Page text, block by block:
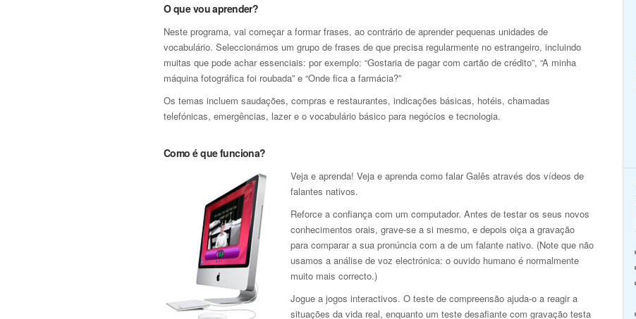
O que vou aprender?
Neste programa, vai começar a formar frases, ao contrário de aprender pequenas unidades de
vocabulário. Seleccionámos um grupo de frases de que precisa regularmente no estrangeiro, incluindo
muitas que pode achar essenciais: por exemplo: “Gostaria de pagar com cartão de crédito”, “A minha
máquina fotográfica foi roubada” e “Onde fica a farmácia?”
Os temas incluem saudações, compras e restaurantes, indicações básicas, hotéis, chamadas
telefónicas, emergências, lazer e o vocabulário básico para negócios e tecnologia.
Como é que funciona?
Veja e aprenda! Veja e aprenda como falar Galês através dos vídeos de
falantes nativos.
Reforce a confiança com um computador. Antes de testar os seus novos
conhecimentos orais, grave-se a si mesmo, e depois oiça a gravação
para comparar a sua pronúncia com a de um falante nativo. (Note que não
usamos a análise de voz electrónica: o ouvido humano é normalmente
muito mais correcto.)
Jogue a jogos interactivos. O teste de compreensão ajuda-o a reagir a
situações da vida real, enquanto um teste desafiante com gravação testa